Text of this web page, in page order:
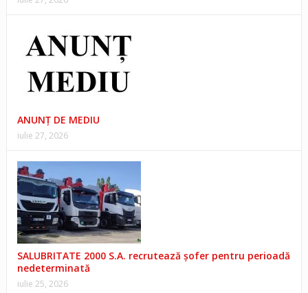
ANUNŢ DE MEDIU
iulie 27, 2026
SALUBRITATE 2000 S.A. recrutează șofer pentru perioadă
nedeterminată
iulie 25, 2026